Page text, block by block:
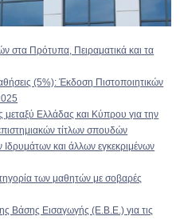
στα Πρότυπα, Πειραματικά και τα
(5%): Έκδοση Πιστοποιητικών
Ελλάδας και Κύπρου για την
τίτλων σπουδών
και άλλων εγκεκριμένων
των μαθητών με σοβαρές
Βάσης Εισαγωγής (Ε.Β.Ε.) για τις